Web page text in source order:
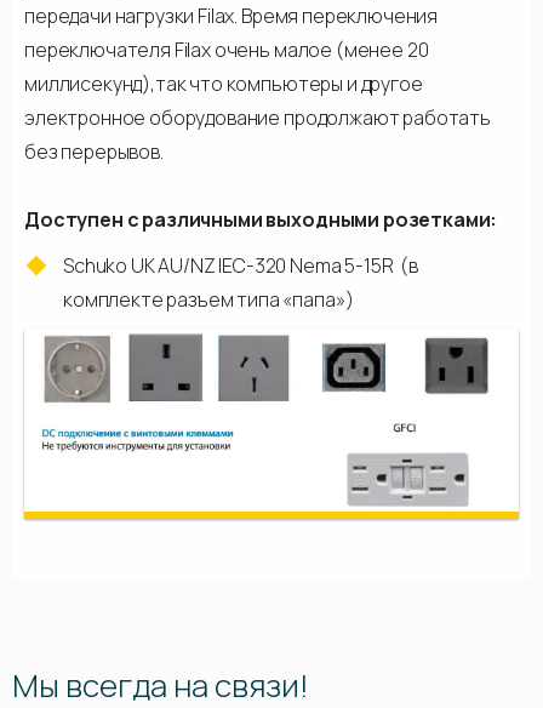
передачи нагрузки Filax. Время переключения
переключателя Filax очень малое (менее 20
миллисекунд),так что компьютеры и другое
электронное оборудование продолжают работать
без перерывов.
Доступен с различными выходными розетками:
Schuko UK AU/NZ IEC-320 Nema 5-15R (в
комплекте разъем типа «папа»)
Мы всегда на связи!